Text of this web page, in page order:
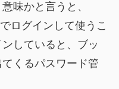
味かと言うと、
ログインして使うこ
していると、ブッ
くるパスワード管